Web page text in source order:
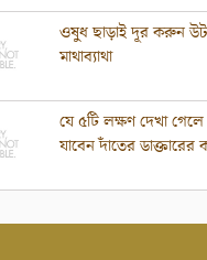
ওষুধ ছাড়াই দূর করুন
মাথাব্যাথা
যে ৫টি লক্ষণ দেখা
যাবেন দাঁতের ডাক্তারের